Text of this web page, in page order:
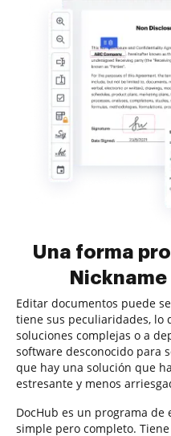
Una forma
Editar documentos puede
tiene sus peculiaridades, lo
soluciones complejas o a
software desconocido para
que hay una solución que
estresante y menos
DocHub es un programa
simple pero completo.